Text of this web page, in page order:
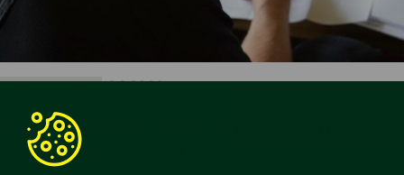
•3.3.2026
Kunnossapitotarveselvitys ja usein
kysytyt kysymykset